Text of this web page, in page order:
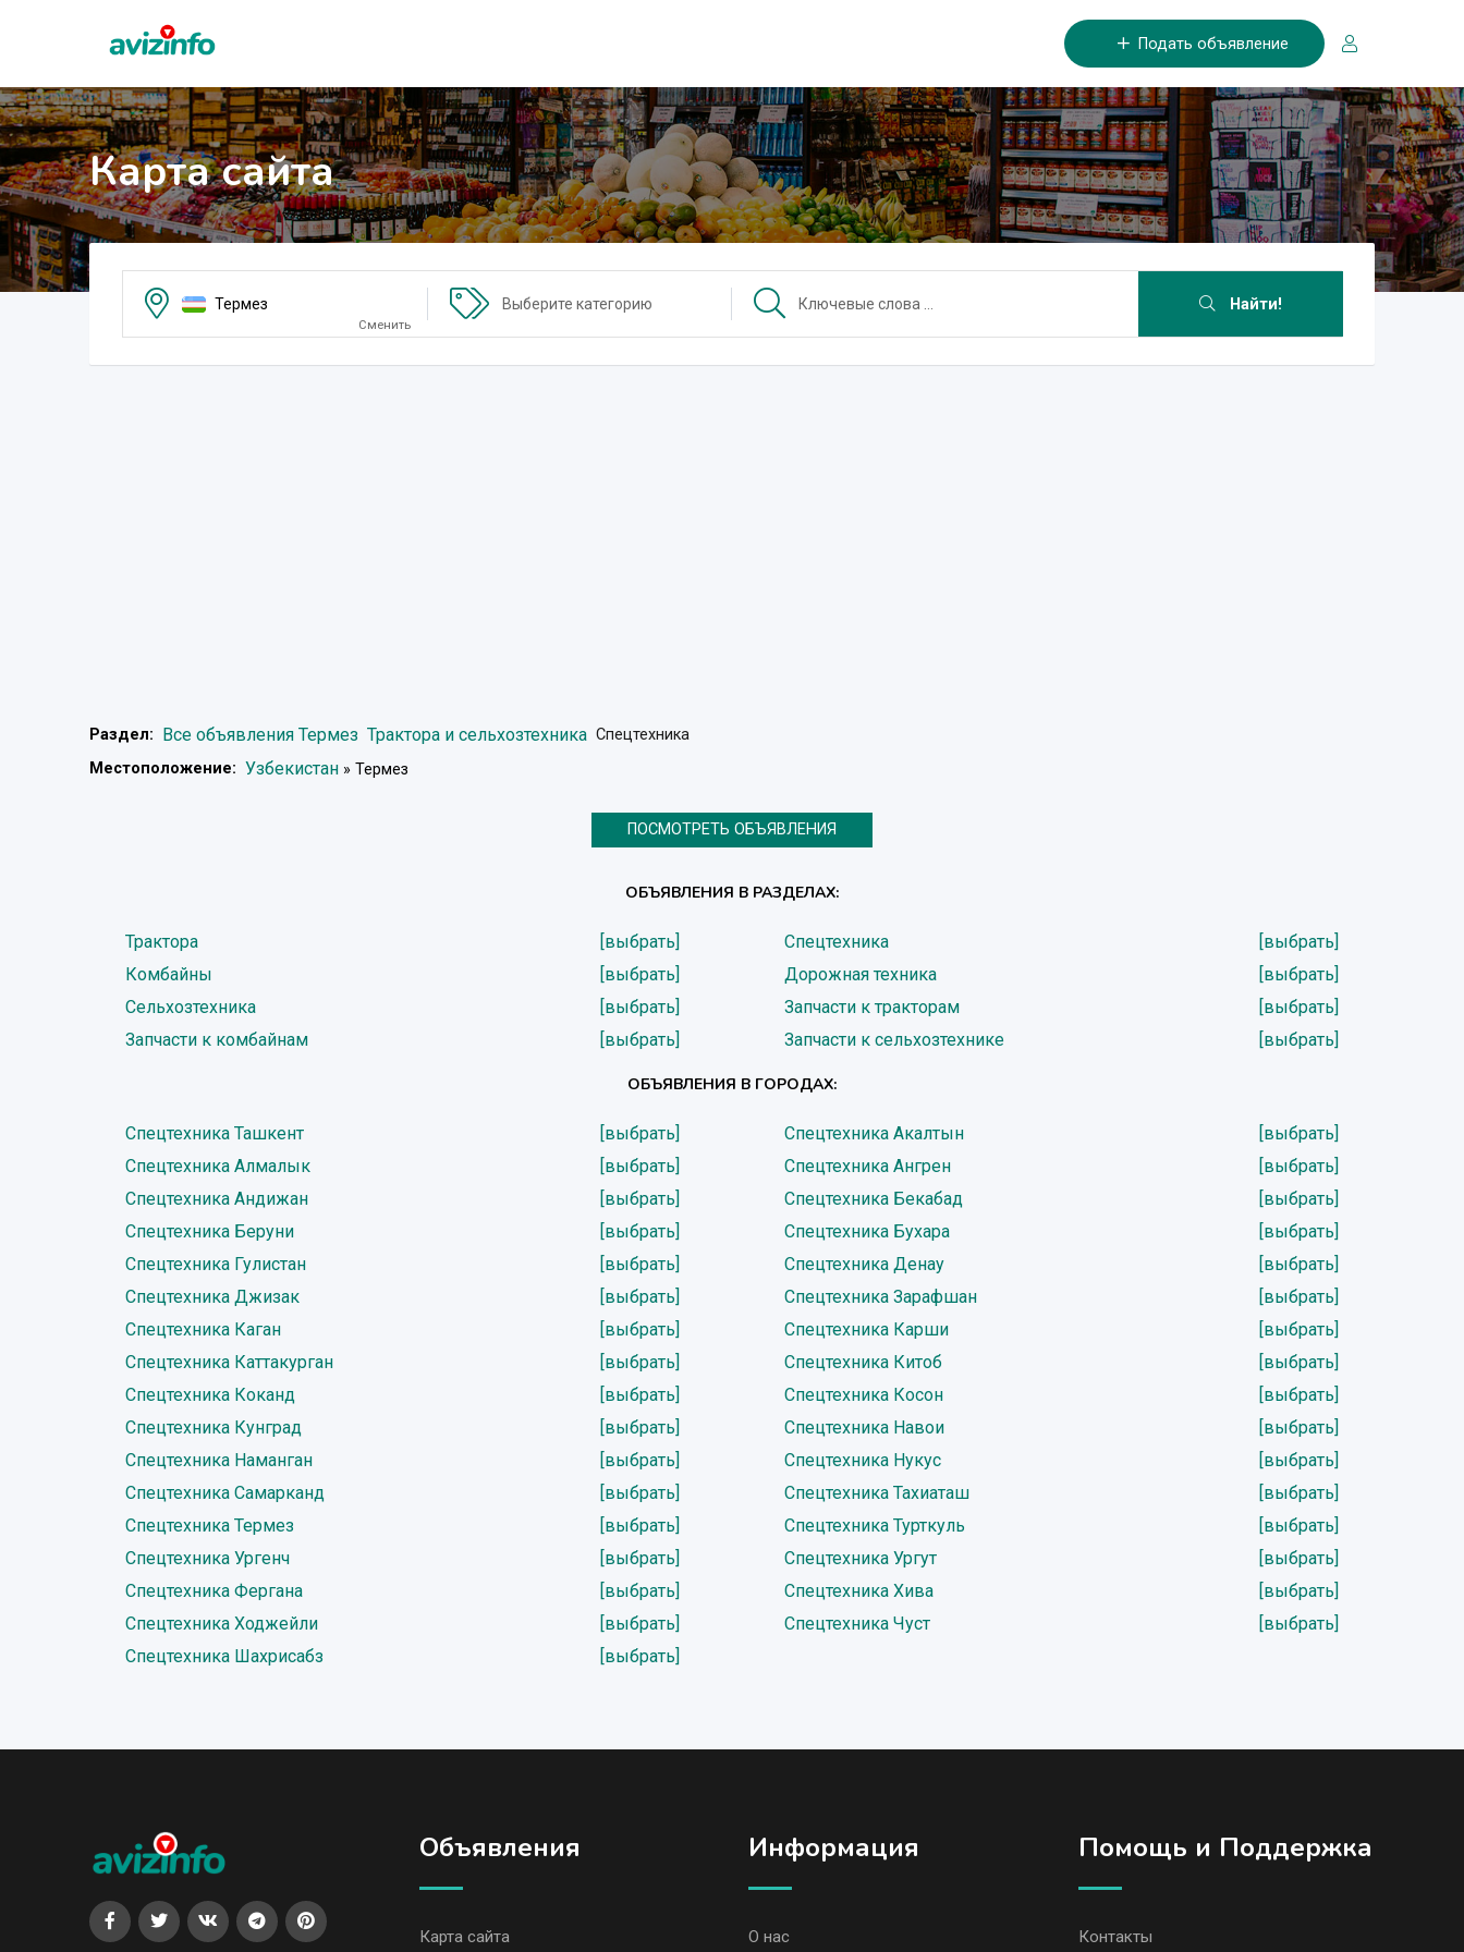
Подать объявление
Карта сайта
Термез
Сменить
Выберите категорию Найти!
Раздел: Все объявления Термез Трактора и сельхозтехника Спецтехника
Местоположение: Узбекистан » Термез
ПОСМОТРЕТЬ ОБЪЯВЛЕНИЯ
ОБЪЯВЛЕНИЯ В РАЗДЕЛАХ:
Трактора [выбрать] Спецтехника
[выбрать]
Комбайны
[выбрать] Дорожная техника
[выбрать]
Сельхозтехника
[выбрать] Запчасти к тракторам
[выбрать]
Запчасти к комбайнам
[выбрать] Запчасти к сельхозтехнике [выбрать]
ОБЪЯВЛЕНИЯ В ГОРОДАХ:
Спецтехника Ташкент [выбрать] Спецтехника Акалтын
[выбрать]
Спецтехника Алмалык
[выбрать] Спецтехника Ангрен
[выбрать]
Спецтехника Андижан
[выбрать] Спецтехника Бекабад
[выбрать]
Спецтехника Беруни
[выбрать] Спецтехника Бухара
[выбрать]
Спецтехника Гулистан
[выбрать] Спецтехника Денау
[выбрать]
Спецтехника Джизак
[выбрать] Спецтехника Зарафшан
[выбрать]
Спецтехника Каган
[выбрать] Спецтехника Карши
[выбрать]
Спецтехника Каттакурган
[выбрать] Спецтехника Китоб
[выбрать]
Спецтехника Коканд
[выбрать] Спецтехника Косон
[выбрать]
Спецтехника Кунград
[выбрать] Спецтехника Навои
[выбрать]
Спецтехника Наманган
[выбрать] Спецтехника Нукус
[выбрать]
Спецтехника Самарканд
[выбрать] Спецтехника Тахиаташ
[выбрать]
Спецтехника Термез
[выбрать] Спецтехника Турткуль
[выбрать]
Спецтехника Ургенч
[выбрать] Спецтехника Ургут
[выбрать]
Спецтехника Фергана
[выбрать] Спецтехника Хива
[выбрать]
Спецтехника Ходжейли
[выбрать] Спецтехника Чуст
[выбрать]
Спецтехника Шахрисабз
[выбрать]
Объявления
Карта сайта
Информация
О нас
Помощь и Поддержка
Контакты